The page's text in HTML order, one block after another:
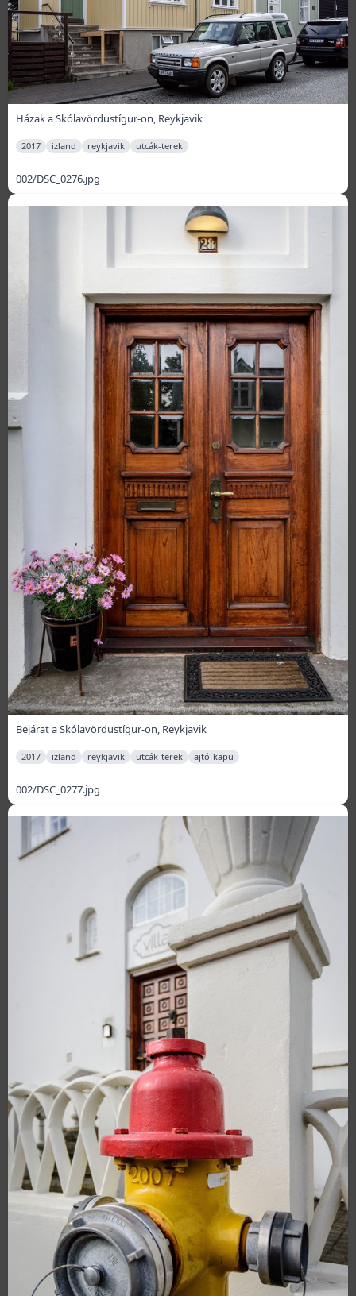
Házak a Skólavördustígur-on, Reykjavik
2017 izland reykjavik utcák-terek
002/DSC_0276.jpg
Bejárat a Skólavördustígur-on, Reykjavik
2017 izland reykjavik utcák-terek ajtó-kapu
002/DSC_0277.jpg